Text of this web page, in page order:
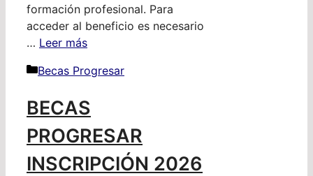
formación profesional. Para
acceder al beneficio es necesario
… Leer más
Categorías
Becas Progresar
BECAS
PROGRESAR
INSCRIPCIÓN 2026